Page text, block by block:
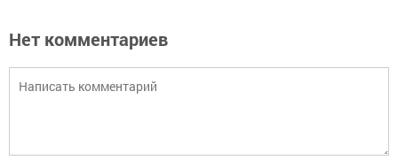
Нет комментариев